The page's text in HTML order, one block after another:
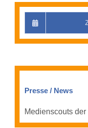
Presse / News
Medienscouts